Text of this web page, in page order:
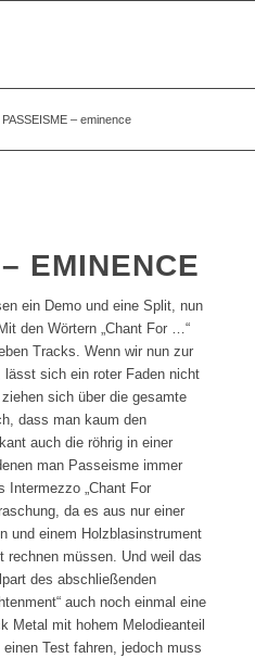
PASSEISME – eminence
EMINENCE
ein Demo und eine Split, nun
den Wörtern „Chant For …“
Tracks. Wenn wir nun zur
lässt sich ein roter Faden nicht
sich über die gesamte
dass man kaum den
auch die röhrig in einer
man Passeisme immer
Intermezzo „Chant For
da es aus nur einer
und einem Holzblasinstrument
rechnen müssen. Und weil das
des abschließenden
auch noch einmal eine
Metal mit hohem Melodieanteil
Test fahren, jedoch muss